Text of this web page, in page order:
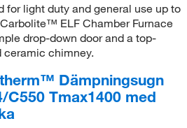
for light duty and general use up to
ELF Chamber Furnace
drop-down door and a top-
ceramic chimney.
Dämpningsugn
C550 Tmax1400 med